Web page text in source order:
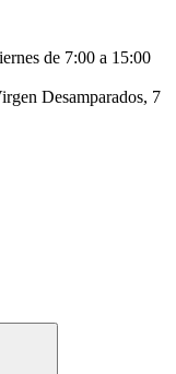
de 7:00 a 15:00
Desamparados, 7